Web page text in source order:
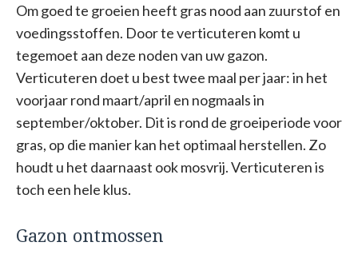
Om goed te groeien heeft gras nood aan zuurstof en
voedingsstoffen. Door te verticuteren komt u
tegemoet aan deze noden van uw gazon.
Verticuteren doet u best twee maal per jaar: in het
voorjaar rond maart/april en nogmaals in
september/oktober. Dit is rond de groeiperiode voor
gras, op die manier kan het optimaal herstellen. Zo
houdt u het daarnaast ook mosvrij. Verticuteren is
toch een hele klus.
Gazon ontmossen